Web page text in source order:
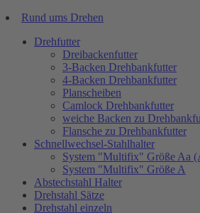
Rund ums Drehen
Drehfutter
Dreibackenfutter
3-Backen Drehbankfutter
4-Backen Drehbankfutter
Planscheiben
Camlock Drehbankfutter
weiche Backen zu
Flansche zu Drehbankfutter
Schnellwechsel-Stahlhalter
System "Multifix" Größe Aa
System "Multifix" Größe A
Abstechstahl Halter
Drehstahl Sätze
Drehstahl einzeln